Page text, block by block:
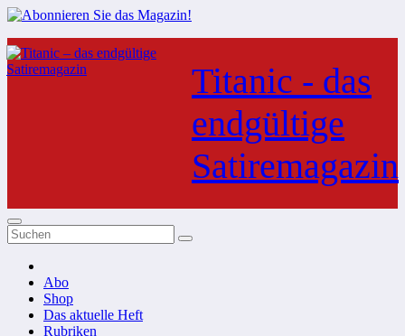
Zum
Inhalt
springen
Titanic - das
endgültige
Satiremagazin
Abo
Shop
Das aktuelle Heft
Rubriken